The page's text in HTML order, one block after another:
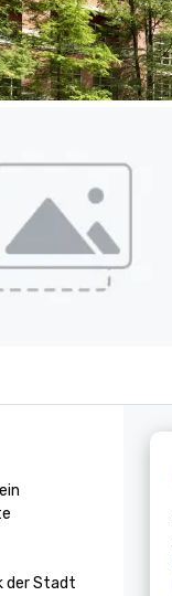
der Stadt